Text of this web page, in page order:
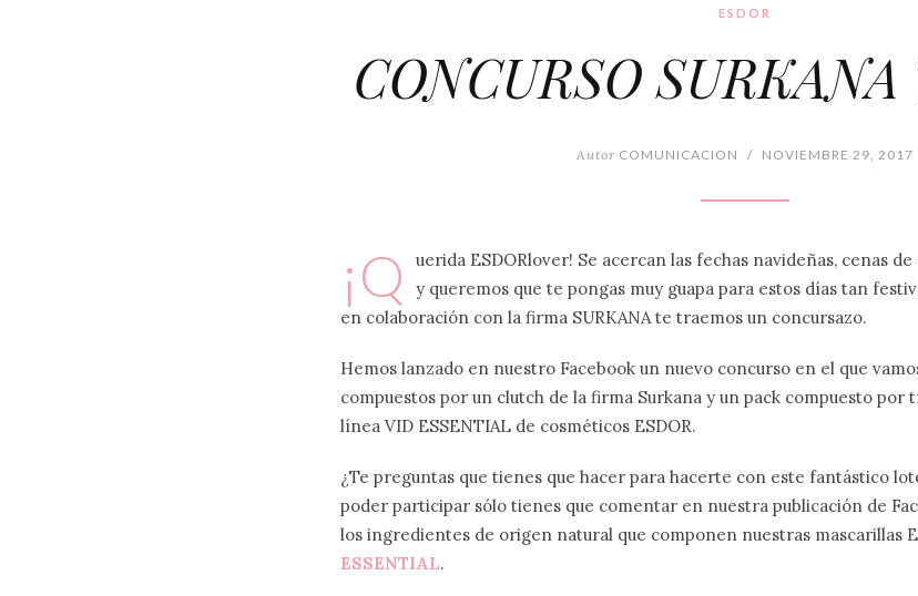
ESDOR
CONCURSO SURKANA
Autor COMUNICACION / NOVIEMBRE 29, 2017
¡Q
uerida ESDORlover! Se acercan las fechas navideñas, cenas
y queremos que te pongas muy guapa para estos días tan
en colaboración con la firma SURKANA te traemos un concursazo.
Hemos lanzado en nuestro Facebook un nuevo concurso en el que
compuestos por un clutch de la firma Surkana y un pack compuesto por
línea VID ESSENTIAL de cosméticos ESDOR.
¿Te preguntas que tienes que hacer para hacerte con este fantástico
poder participar sólo tienes que comentar en nuestra publicación de
los ingredientes de origen natural que componen nuestras mascarillas
ESSENTIAL.